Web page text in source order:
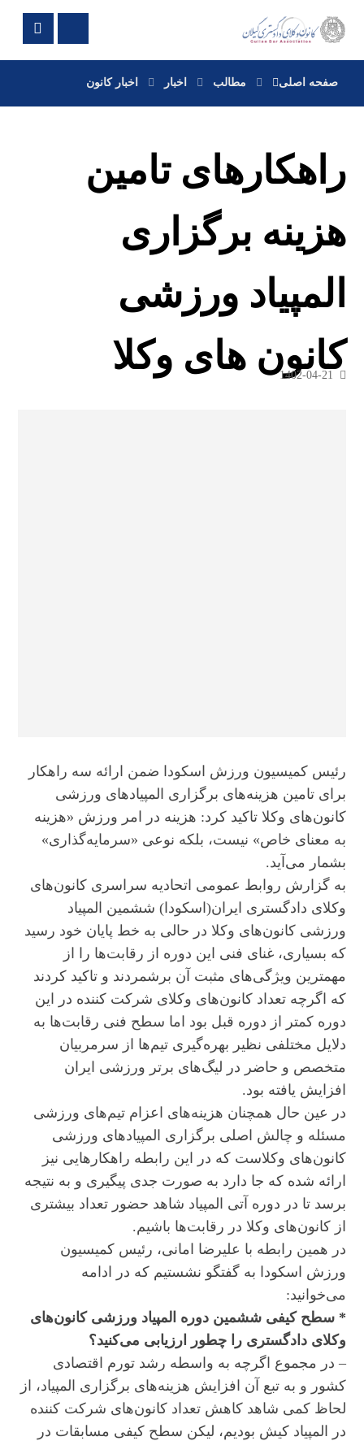
صفحه اصلی مطالب اخبار اخبار کانون
راهکارهای تامین
هزینه برگزاری
المپیاد ورزشی
کانون های وکلا
1402-04-21
رئیس کمیسیون ورزش اسکودا ضمن ارائه سه راهکار
برای تامین هزینه‌های برگزاری المپیادهای ورزشی
کانون‌های وکلا تاکید کرد: هزینه در امر ورزش «هزینه
به معنای خاص» نیست، بلکه نوعی «سرمایه‌گذاری»
بشمار می‌آید.
به گزارش روابط عمومی اتحادیه سراسری کانون‌های
وکلای دادگستری ایران(اسکودا) ششمین المپیاد
ورزشی کانون‌های وکلا در حالی به خط پایان خود رسید
که بسیاری، غنای فنی این دوره از رقابت‌ها را از
مهمترین ویژگی‌های مثبت آن برشمردند و تاکید کردند
که اگرچه تعداد کانون‌های وکلای شرکت کننده در این
دوره کمتر از دوره قبل بود اما سطح فنی رقابت‌ها به
دلایل مختلفی نظیر بهره‌گیری تیم‌ها از سرمربیان
متخصص و حاضر در لیگ‌های برتر ورزشی ایران
افزایش یافته بود.
در عین حال همچنان هزینه‌های اعزام تیم‌های ورزشی
مسئله و چالش اصلی برگزاری المپیادهای ورزشی
کانون‌های وکلاست که در این رابطه راهکارهایی نیز
ارائه شده که جا دارد به صورت جدی پیگیری و به نتیجه
برسد تا در دوره آتی المپیاد شاهد حضور تعداد بیشتری
از کانون‌های وکلا در رقابت‌ها باشیم.
در همین رابطه با علیرضا امانی، رئیس کمیسیون
ورزش اسکودا به گفتگو نشستیم که در ادامه
می‌خوانید:
* سطح کیفی ششمین دوره المپیاد ورزشی کانون‌های
وکلای دادگستری را چطور ارزیابی می‌کنید؟
– در مجموع اگرچه به واسطه رشد تورم اقتصادی
کشور و به تبع آن افزایش هزینه‌های برگزاری المپیاد، از
لحاظ کمی شاهد کاهش تعداد کانون‌های شرکت کننده
در المپیاد کیش بودیم، لیکن سطح کیفی مسابقات در